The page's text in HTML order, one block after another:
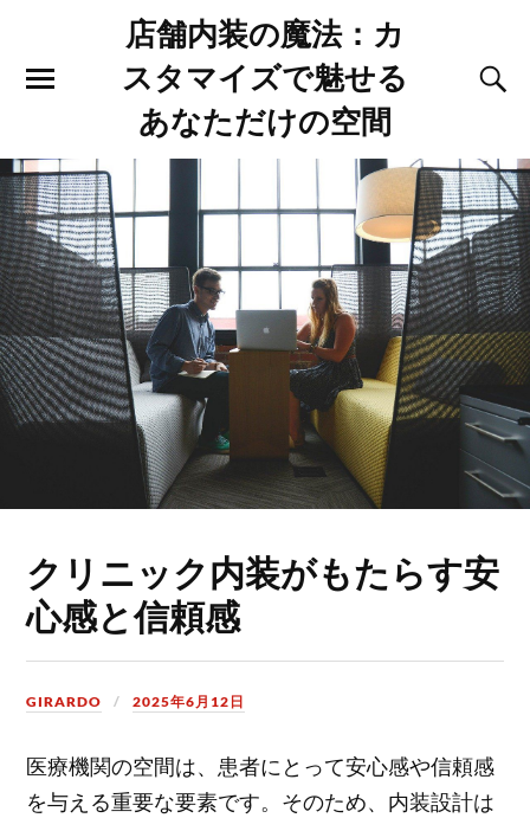
店舗内装の魔法：カ
スタマイズで魅せる
あなただけの空間
クリニック内装がもたらす安
心感と信頼感
GIRARDO 2025年6月12日
医療機関の空間は、患者にとって安心感や信頼感
を与える重要な要素です。 そのため、内装設計は